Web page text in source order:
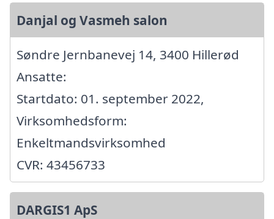
Danjal og Vasmeh salon
Søndre Jernbanevej 14, 3400 Hillerød
Ansatte:
Startdato: 01. september 2022,
Virksomhedsform:
Enkeltmandsvirksomhed
CVR: 43456733
DARGIS1 ApS